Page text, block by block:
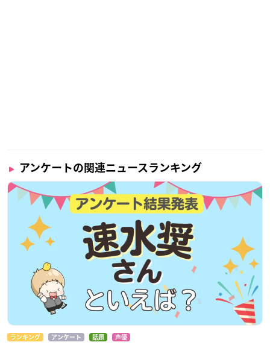
アンケートの関連ニュースランキング
ランキング アンケート 話題 声優